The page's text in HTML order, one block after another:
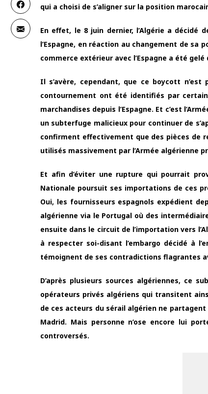
qui a choisi de s’aligner sur la position
En effet, le 8 juin dernier, l’Algérie a décidé
l’Espagne, en réaction au changement de sa
commerce extérieur avec l’Espagne a été
Il s’avère, cependant, que ce boycott
contournement ont été identifiés par
marchandises depuis l’Espagne. Et c’est
un subterfuge malicieux pour continuer de
confirment effectivement que des pièces de
utilisés massivement par l’Armée algérienne
Et afin d’éviter une rupture qui pourrait
Nationale poursuit ses importations de ces
Oui, les fournisseurs espagnols expédient
algérienne via le Portugal où des
ensuite dans le circuit de l’importation vers
à respecter soi-disant l’embargo décidé à
témoignent de ses contradictions flagrantes
D’après plusieurs sources algériennes, ce
opérateurs privés algériens qui transitent
de ces acteurs du sérail algérien ne
Madrid. Mais personne n’ose encore lui
controversés.